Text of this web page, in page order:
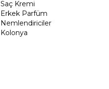
Saç Kremi
Erkek Parfüm
Nemlendiriciler
Kolonya